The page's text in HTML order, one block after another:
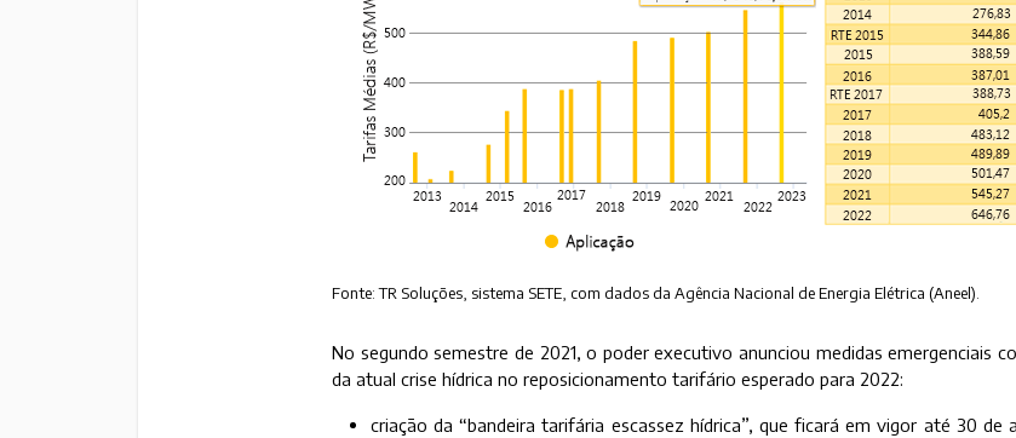
Fonte: TR Soluções, sistema SETE, com dados da Agência Nacional de Energia Elétrica (Aneel).
No segundo semestre de 2021, o poder executivo anunciou medidas emergenciais
da atual crise hídrica no reposicionamento tarifário esperado para 2022:
criação da “bandeira tarifária escassez hídrica”, que ficará em vigor até 30